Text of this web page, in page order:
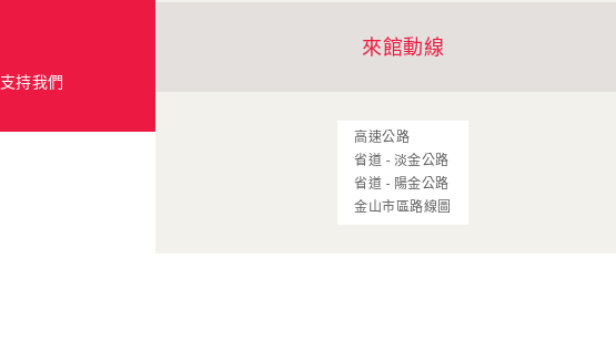
支持我們
來館動線
高速公路
省道 - 淡金公路
省道 - 陽金公路
金山市區路線圖